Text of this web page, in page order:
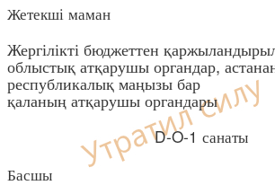
Жетекші маман
Жергілікті бюджеттен
облыстық атқарушы органдар,
республикалық маңызы бар
қаланың атқарушы органдары
D-O-1 санаты
Басшы